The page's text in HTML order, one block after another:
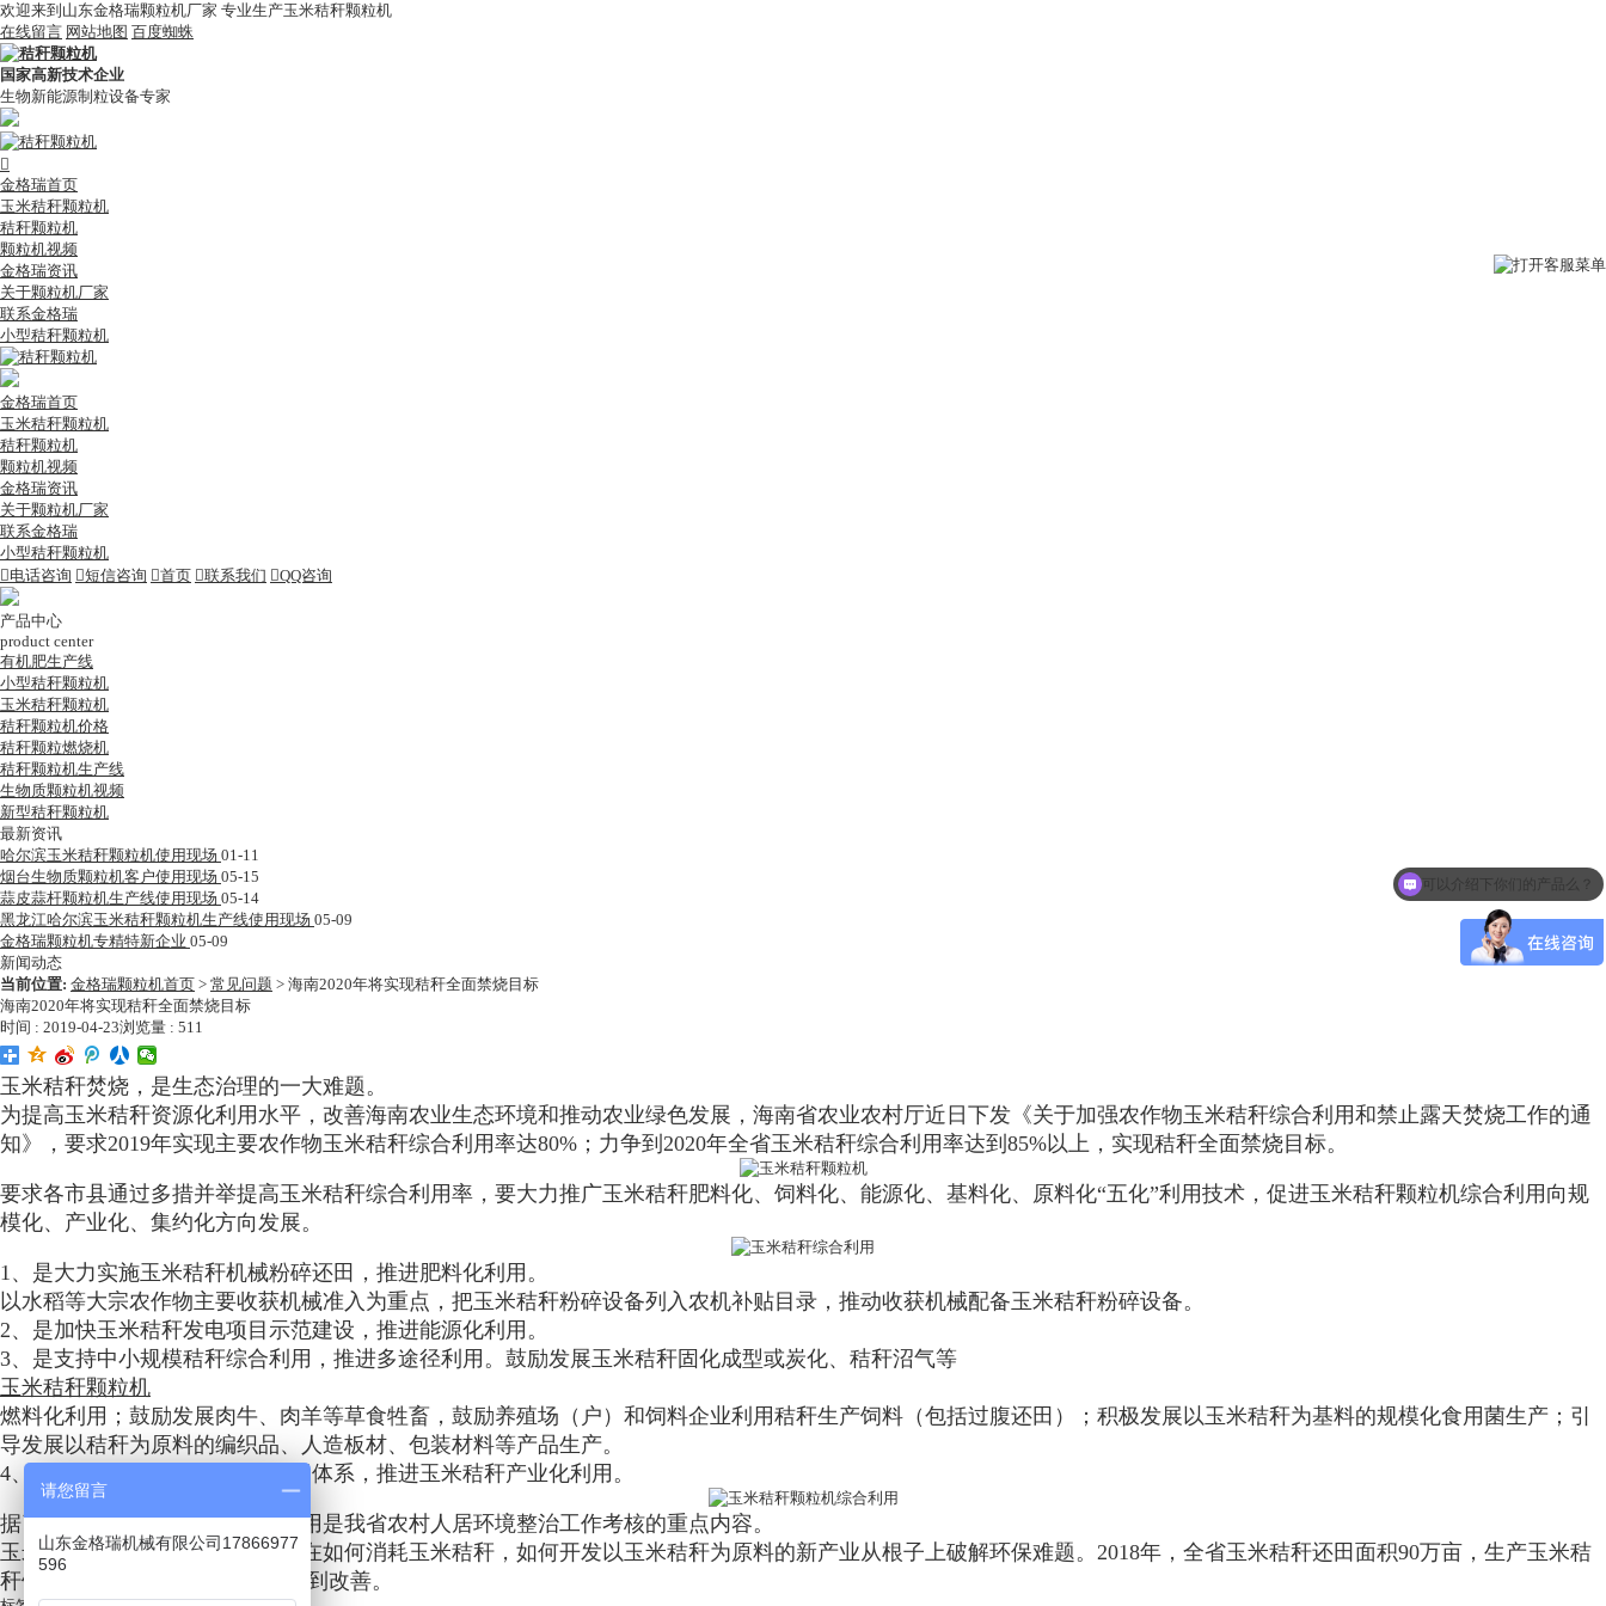
欢迎来到山东金格瑞颗粒机厂家 专业生产玉米秸秆颗粒机
在线留言 网站地图 百度蜘蛛
国家高新技术企业
生物新能源制粒设备专家

金格瑞首页
玉米秸秆颗粒机
秸秆颗粒机
颗粒机视频
金格瑞资讯
关于颗粒机厂家
联系金格瑞
小型秸秆颗粒机
金格瑞首页
玉米秸秆颗粒机
秸秆颗粒机
颗粒机视频
金格瑞资讯
关于颗粒机厂家
联系金格瑞
小型秸秆颗粒机
 电话咨询 短信咨询 首页 联系我们 QQ咨询
产品中心
product center
有机肥生产线
小型秸秆颗粒机
玉米秸秆颗粒机
秸秆颗粒机价格
秸秆颗粒燃烧机
秸秆颗粒机生产线
生物质颗粒机视频
新型秸秆颗粒机
最新资讯
哈尔滨玉米秸秆颗粒机使用现场 01-11
烟台生物质颗粒机客户使用现场 05-15
蒜皮蒜杆颗粒机生产线使用现场 05-14
黑龙江哈尔滨玉米秸秆颗粒机生产线使用现场 05-09
金格瑞颗粒机专精特新企业 05-09
新闻动态
当前位置: 金格瑞颗粒机首页 > 常见问题 > 海南2020年将实现秸秆全面禁烧目标
海南2020年将实现秸秆全面禁烧目标
时间 : 2019-04-23浏览量 : 511
玉米秸秆焚烧，是生态治理的一大难题。
为提高玉米秸秆资源化利用水平，改善海南农业生态环境和推动农业绿色发展，海南省农业农村厅近日下发《关于加强农作物玉米秸秆综合利用和禁止露天焚烧工作的通
知》，要求2019年实现主要农作物玉米秸秆综合利用率达80%；力争到2020年全省玉米秸秆综合利用率达到85%以上，实现秸秆全面禁烧目标。
要求各市县通过多措并举提高玉米秸秆综合利用率，要大力推广玉米秸秆肥料化、饲料化、能源化、基料化、原料化“五化”利用技术，促进玉米秸秆颗粒机综合利用向规
模化、产业化、集约化方向发展。
1、是大力实施玉米秸秆机械粉碎还田，推进肥料化利用。
以水稻等大宗农作物主要收获机械准入为重点，把玉米秸秆粉碎设备列入农机补贴目录，推动收获机械配备玉米秸秆粉碎设备。
2、是加快玉米秸秆发电项目示范建设，推进能源化利用。
3、是支持中小规模秸秆综合利用，推进多途径利用。鼓励发展玉米秸秆固化成型或炭化、秸秆沼气等
玉米秸秆颗粒机
燃料化利用；鼓励发展肉牛、肉羊等草食牲畜，鼓励养殖场（户）和饲料企业利用秸秆生产饲料（包括过腹还田）；积极发展以玉米秸秆为基料的规模化食用菌生产；引
导发展以秸秆为原料的编织品、人造板材、包装材料等产品生产。
4、是加快构建玉米秸秆收集贮运体系，推进玉米秸秆产业化利用。
据了解，玉米秸秆颗粒机综合利用是我省农村人居环境整治工作考核的重点内容。
玉米秸秆颗粒机综合利用的难点在如何消耗玉米秸秆，如何开发以玉米秸秆为原料的新产业从根子上破解环保难题。2018年，全省玉米秸秆还田面积90万亩，生产玉米秸
秆饲料3.5万吨，农村人居环境得到改善。
你们是怎么收费的呢？
请您留言
山东金格瑞机械有限公司17866977
596